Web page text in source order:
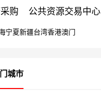
购 公共资源交易中心
宁夏新疆台湾香港澳门
城市